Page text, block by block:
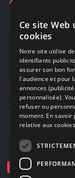
Restauration CD
Réparations & SAV
Smartpoints
Ecogaming
Expédition &
Confidentialité
Conditions
EA Sport UFC 6
Call of Duty:
Rachat et revente
Ce site Web
cookies
Notre site utilise
identifiants
assurer son bon
l'audience et pour
annonces
personnalisée).
refuser ou
moment. En savoir
relative aux